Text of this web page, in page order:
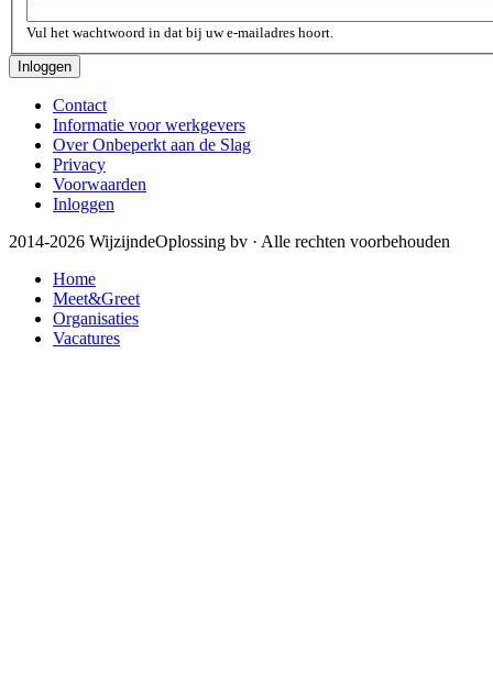
Vul het wachtwoord in dat bij uw e-mailadres hoort.
Contact
Informatie voor werkgevers
Over Onbeperkt aan de Slag
Privacy
Voorwaarden
Inloggen
2014-2026 WijzijndeOplossing bv · Alle rechten voorbehouden
Home
Meet&Greet
Organisaties
Vacatures